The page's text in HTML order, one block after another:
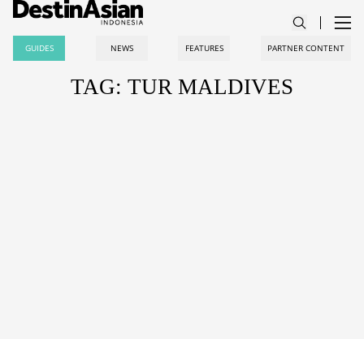
GUIDES NEWS FEATURES PARTNER CONTENT
TAG: TUR MALDIVES